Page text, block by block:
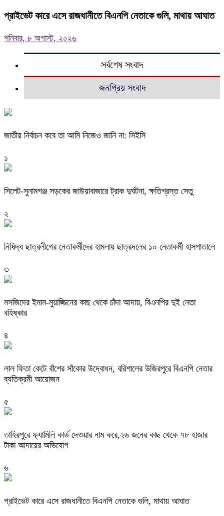
প্রাইভেট কারে এসে রাজধানীতে বিএনপি নেতাকে গুলি, মাথায় আঘাত
শনিবার, ৮ অগাস্ট, ২০২৬
সর্বশেষ সংবাদ
জনপ্রিয় সংবাদ
জাতীয় নির্বাচন কবে তা আমি নিজেও জানি না: সিইসি
১
‎সিলেট-সুনামগঞ্জ সড়কের জাউয়াবাজারে ট্রাক দুর্ঘটনা, ক্ষতিগ্রস্ত সেতু
২
নিষিদ্ধ ছাত্রলীগের নেতাকর্মীদের হামলায় ছাত্রদলের ১০ নেতাকর্মী হাসপাতালে
৩
মসজিদের ইমাম-মুয়াজ্জিনের কাছ থেকে চাঁদা আদায়, বিএনপির দুই নেতা
বহিষ্কার
৪
‎লাল ফিতা কেটে বাঁশের সাঁকোর উদ্বোধন, বরিশালের উজিরপুরে বিএনপি নেতার
ব্যতিক্রমী আয়োজন
৫
তাহিরপুরে ফ্যামিলি কার্ড দেওয়ার নাম করে,২৬ জনের কাছ থেকে ৭৮ হাজার
টাকা আদায়ের অভিযোগ
৬
প্রাইভেট কারে এসে রাজধানীতে বিএনপি নেতাকে গুলি, মাথায় আঘাত